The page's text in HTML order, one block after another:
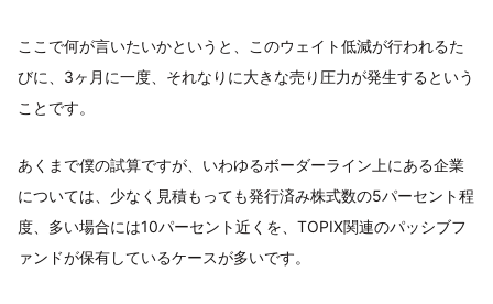
ここで何が言いたいかというと、このウェイト低減が行われるた
びに、3ヶ月に一度、それなりに大きな売り圧力が発生するという
ことです。
あくまで僕の試算ですが、いわゆるボーダーライン上にある企業
については、少なく見積もっても発行済み株式数の5パーセント程
度、多い場合には10パーセント近くを、TOPIX関連のパッシブフ
ァンドが保有しているケースが多いです。